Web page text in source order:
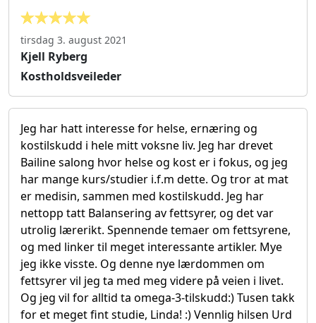
tirsdag 3. august 2021
Kjell Ryberg
Kostholdsveileder
Jeg har hatt interesse for helse, ernæring og
kostilskudd i hele mitt voksne liv. Jeg har drevet
Bailine salong hvor helse og kost er i fokus, og jeg
har mange kurs/studier i.f.m dette. Og tror at mat
er medisin, sammen med kostilskudd. Jeg har
nettopp tatt Balansering av fettsyrer, og det var
utrolig lærerikt. Spennende temaer om fettsyrene,
og med linker til meget interessante artikler. Mye
jeg ikke visste. Og denne nye lærdommen om
fettsyrer vil jeg ta med meg videre på veien i livet.
Og jeg vil for alltid ta omega-3-tilskudd:) Tusen takk
for et meget fint studie, Linda! :) Vennlig hilsen Urd